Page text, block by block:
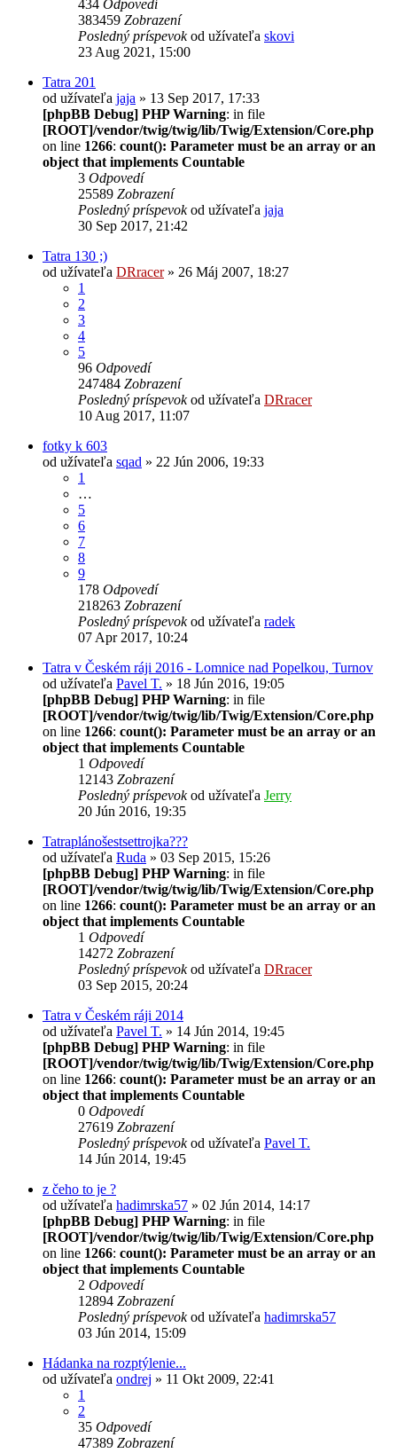
434 Odpovedí
383459 Zobrazení
Posledný príspevokod užívateľa skovi
23 Aug 2021, 15:00
Tatra 201
od užívateľa jaja » 13 Sep 2017, 17:33
[phpBB Debug] PHP Warning: in file
[ROOT]/vendor/twig/twig/lib/Twig/Extension/Core.php
on line 1266: count(): Parameter must be an array or an
object that implements Countable
3 Odpovedí
25589 Zobrazení
Posledný príspevokod užívateľa jaja
30 Sep 2017, 21:42
Tatra 130 ;)
od užívateľa DRracer» 26 Máj 2007, 18:27
1
2
3
4
5
96 Odpovedí
247484 Zobrazení
Posledný príspevokod užívateľa DRracer
10 Aug 2017, 11:07
fotky k 603
od užívateľa sqad » 22 Jún 2006, 19:33
1
…
5
6
7
8
9
178 Odpovedí
218263 Zobrazení
Posledný príspevokod užívateľa radek
07 Apr 2017, 10:24
Tatra v Českém ráji 2016 - Lomnice nad Popelkou, Turnov
od užívateľa Pavel T. » 18 Jún 2016, 19:05
[phpBB Debug] PHP Warning: in file
[ROOT]/vendor/twig/twig/lib/Twig/Extension/Core.php
on line 1266: count(): Parameter must be an array or an
object that implements Countable
1 Odpovedí
12143 Zobrazení
Posledný príspevokod užívateľa Jerry
20 Jún 2016, 19:35
Tatraplánošestsettrojka???
od užívateľa Ruda » 03 Sep 2015, 15:26
[phpBB Debug] PHP Warning: in file
[ROOT]/vendor/twig/twig/lib/Twig/Extension/Core.php
on line 1266: count(): Parameter must be an array or an
object that implements Countable
1 Odpovedí
14272 Zobrazení
Posledný príspevokod užívateľa DRracer
03 Sep 2015, 20:24
Tatra v Českém ráji 2014
od užívateľa Pavel T. » 14 Jún 2014, 19:45
[phpBB Debug] PHP Warning: in file
[ROOT]/vendor/twig/twig/lib/Twig/Extension/Core.php
on line 1266: count(): Parameter must be an array or an
object that implements Countable
0 Odpovedí
27619 Zobrazení
Posledný príspevokod užívateľa Pavel T.
14 Jún 2014, 19:45
z čeho to je ?
od užívateľa hadimrska57 » 02 Jún 2014, 14:17
[phpBB Debug] PHP Warning: in file
[ROOT]/vendor/twig/twig/lib/Twig/Extension/Core.php
on line 1266: count(): Parameter must be an array or an
object that implements Countable
2 Odpovedí
12894 Zobrazení
Posledný príspevokod užívateľa hadimrska57
03 Jún 2014, 15:09
Hádanka na rozptýlenie...
od užívateľa ondrej » 11 Okt 2009, 22:41
1
2
35 Odpovedí
47389 Zobrazení